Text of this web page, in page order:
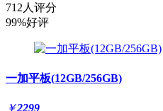
712人评分
99%好评
一加平板(12GB/256GB)
￥2299